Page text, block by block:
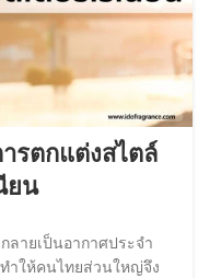
รตกแต่งสไตล์
ยน
ลายเป็นอากาศประจำ
ำให้คนไทยส่วนใหญ่จึง